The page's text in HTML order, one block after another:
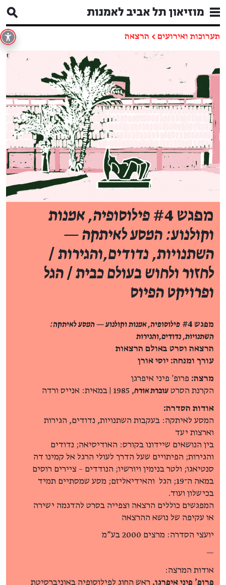
תערוכות ואירועים ← הרצאה
מפגש #4
פילוסופיה, אמנות
וקולנוע: המסע לאיתקה —
השתנויות, נדודים,והגירות /
לחזור ולחוש בעולם כבית / הגל
ופרויקט הפיוס
מפגש #4
פילוסופיה, אמנות וקולנוע — המסע לאיתקה:
השתנויות, נדודים,והגירות
הרצאה וסרט באולם הרצאות
עורך ומנחה: יוסי אורן
מרצה: פרופ' פיני איפרגן
הקרנת הסרט עוברת אורח, 1985 | במאית: אנייס ורדה
אודות הסדרה:
המסע לאיתקה: בעקבות השתנויות, נדודים, הגירות
וארצות יעד
בין הנושאים שיידונו בקורס: האודיסיאה; נדודים
והגירות; הפיתויים שעל הדרך לעולי הרגל אל קמינו דה
סנטיאגו; ולטר בנימין ויורשיו; הנודדים – ציירים רוסים
במאה ה־19; הגל והאידיאליזם; מסע שמסתיים תמיד
בכישלון ועוד.
המפגשים כוללים הרצאה וצפייה בסרט להדגמה ישירה
או עקיפה של נושא ההרצאה
יועצי הסדרה: מרצים 2000 בע"מ
—
אודות המרצה:
פרופ' פיני איפרגן, ראש החוג לפילוסופיה באוניברסיטת